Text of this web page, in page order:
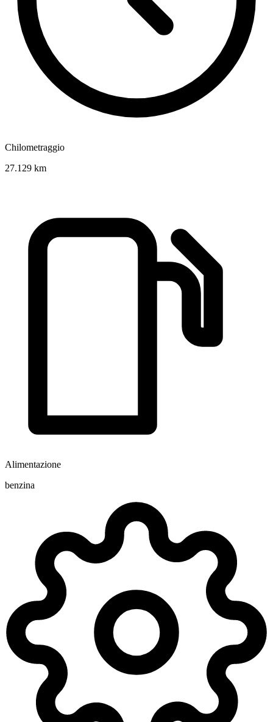
Chilometraggio
27.129 km
Alimentazione
benzina